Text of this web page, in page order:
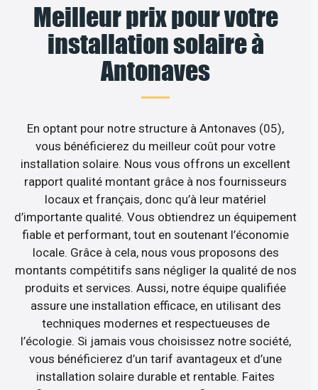
Meilleur prix pour votre
installation solaire à
Antonaves
En optant pour notre structure à Antonaves (05),
vous bénéficierez du meilleur coût pour votre
installation solaire. Nous vous offrons un excellent
rapport qualité montant grâce à nos fournisseurs
locaux et français, donc qu’à leur matériel
d’importante qualité. Vous obtiendrez un équipement
fiable et performant, tout en soutenant l’économie
locale. Grâce à cela, nous vous proposons des
montants compétitifs sans négliger la qualité de nos
produits et services. Aussi, notre équipe qualifiée
assure une installation efficace, en utilisant des
techniques modernes et respectueuses de
l’écologie. Si jamais vous choisissez notre société,
vous bénéficierez d’un tarif avantageux et d’une
installation solaire durable et rentable. Faites